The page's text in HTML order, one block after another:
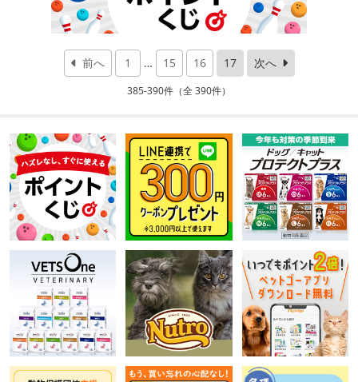
前へ 1 … 15 16 17 次へ
385-390件（全 390件）